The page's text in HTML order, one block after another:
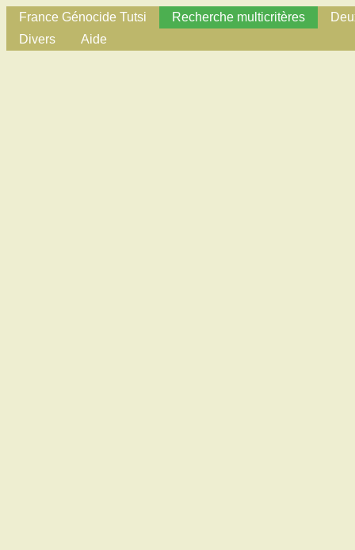
France Génocide Tutsi Recherche multicritères
Divers
Aide